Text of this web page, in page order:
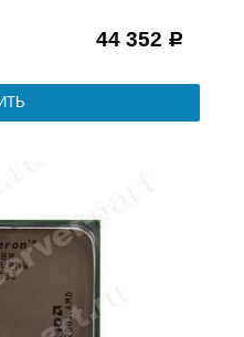
44 352 Р